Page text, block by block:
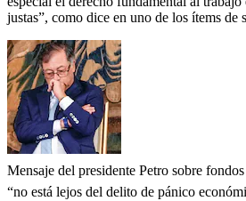
justas”, como dice en uno de los ítems de
Mensaje del presidente Petro sobre
“no está lejos del delito de pánico